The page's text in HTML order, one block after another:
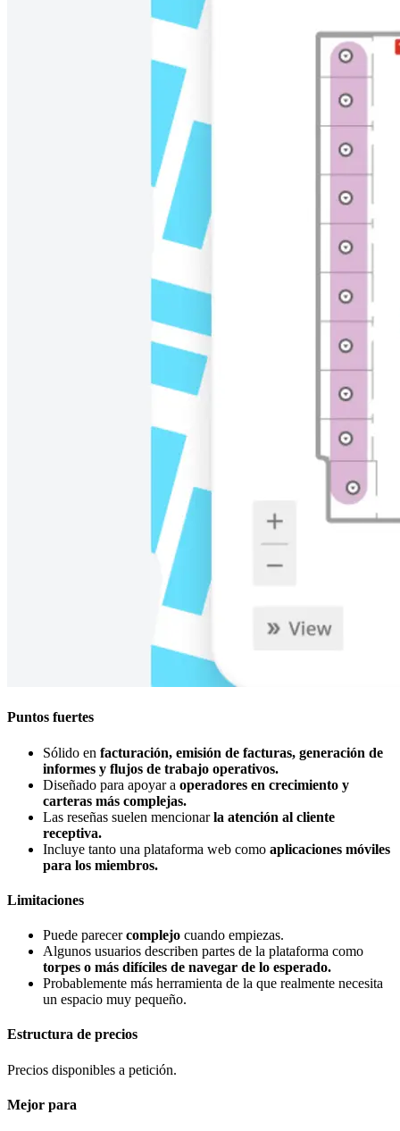
Puntos fuertes
Sólido en facturación, emisión de facturas, generación de
informes y flujos de trabajo operativos.
Diseñado para apoyar a operadores en crecimiento y
carteras más complejas.
Las reseñas suelen mencionarla atención al cliente
receptiva.
Incluye tanto una plataforma web como aplicaciones móviles
para los miembros.
Limitaciones
Puede parecercomplejo cuando empiezas.
Algunos usuarios describen partes de la plataforma como
torpes o más difíciles de navegar de lo esperado.
Probablemente más herramienta de la que realmente necesita
un espacio muy pequeño.
Estructura de precios
Precios disponibles a petición.
Mejor para